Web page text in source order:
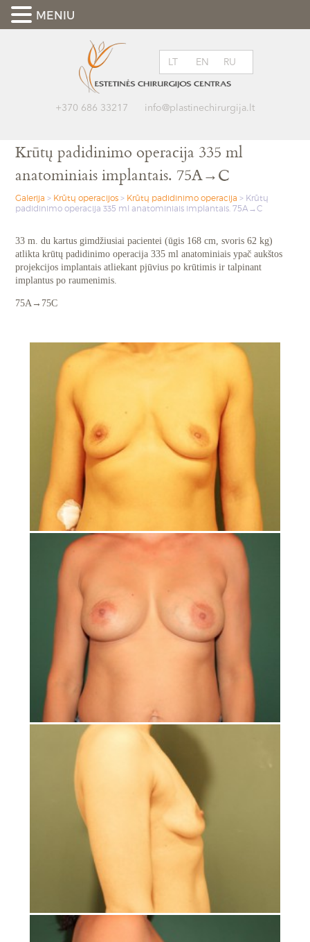
+370 686 33217 info@plastinechirurgija.lt
LT EN RU
Krūtų padidinimo operacija 335 ml
anatominiais implantais. 75A→C
Galerija > Krūtų operacijos > Krūtų padidinimo operacija > Krūtų
padidinimo operacija 335 ml anatominiais implantais. 75A→C
33 m. du kartus gimdžiusiai pacientei (ūgis 168 cm, svoris 62 kg)
atlikta krūtų padidinimo operacija 335 ml anatominiais ypač aukštos
projekcijos implantais atliekant pjūvius po krūtimis ir talpinant
implantus po raumenimis.
75A→75C
MENIU